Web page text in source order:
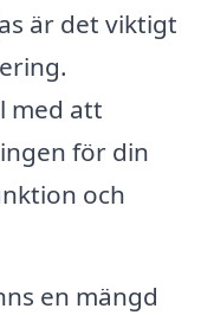
är det viktigt
med att
för din
och
en mängd